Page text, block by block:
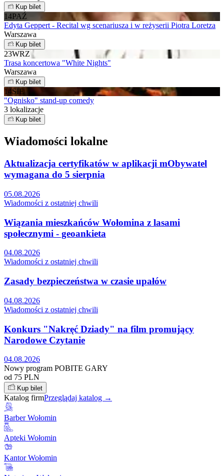
Kup bilet
14PAŹ
Edyta Geppert - Recital wg scenariusza i w reżyserii Piotra Loretza
Warszawa
Kup bilet
23WRZ
Trasa koncertowa "White Nights"
Warszawa
Kup bilet
14SIE
"Ognisko" stand-up comedy
3 lokalizacje
Kup bilet
Wiadomości lokalne
Aktualizacja certyfikatów w aplikacji mObywatel
wymagana do 5 sierpnia
05.08.2026
Wiadomości z ostatniej chwili
Wiązania mieszkańców Wołomina z lasami
społecznymi - geoankieta
04.08.2026
Wiadomości z ostatniej chwili
Zasady bezpieczeństwa w czasie upałów
04.08.2026
Wiadomości z ostatniej chwili
Konkurs "Nakręć Dziady" na film promujący
Narodowe Czytanie
04.08.2026
Nowy program POBITE GARY
od 75 PLN
Kup bilet
Katalog firmPrzeglądaj katalog →
Barber Wołomin
Apteki Wołomin
Kantor Wołomin